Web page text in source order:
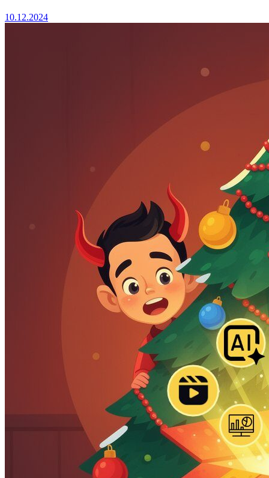
10.12.2024